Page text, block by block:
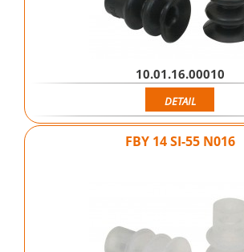
10.01.16.00010
DETAIL
FBY 14 SI-55 N016